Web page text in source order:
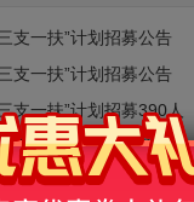
支一扶”计划招募公告
支一扶”计划招募公告
支一扶”计划招募390人
支一扶”计划招募公告
扶”项目人员专项考核招